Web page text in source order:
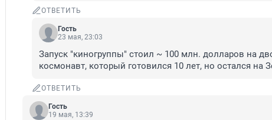
ОТВЕТИТЬ
Гость
23 мая, 23:03
Запуск "киногруппы" стоил ~ 100 млн. долларов на
космонавт, который готовился 10 лет, но остался на
ОТВЕТИТЬ
Гость
19 мая, 13:39